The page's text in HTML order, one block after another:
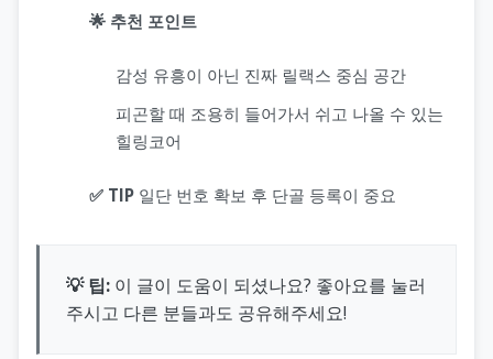
🌟 추천 포인트
감성 유흥이 아닌 진짜 릴랙스 중심 공간
피곤할 때 조용히 들어가서 쉬고 나올 수 있는
힐링코어
✅ TIP 일단 번호 확보 후 단골 등록이 중요
💡 팁: 이 글이 도움이 되셨나요? 좋아요를 눌러
주시고 다른 분들과도 공유해주세요!